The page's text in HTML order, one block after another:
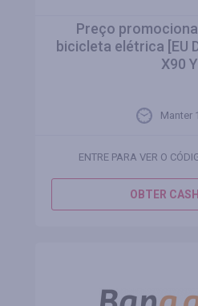
Preço
bicicleta elétrica [EU
X90 Y
Manter
ENTRE PARA VER O
OBTER